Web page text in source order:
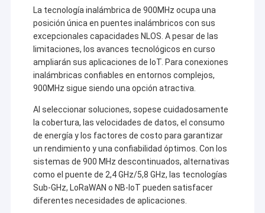
La tecnología inalámbrica de 900MHz ocupa una
posición única en puentes inalámbricos con sus
excepcionales capacidades NLOS. A pesar de las
limitaciones, los avances tecnológicos en curso
ampliarán sus aplicaciones de IoT. Para conexiones
inalámbricas confiables en entornos complejos,
900MHz sigue siendo una opción atractiva.
Al seleccionar soluciones, sopese cuidadosamente
la cobertura, las velocidades de datos, el consumo
de energía y los factores de costo para garantizar
un rendimiento y una confiabilidad óptimos. Con los
sistemas de 900 MHz descontinuados, alternativas
como el puente de 2,4 GHz/5,8 GHz, las tecnologías
Sub-GHz, LoRaWAN o NB-IoT pueden satisfacer
diferentes necesidades de aplicaciones.